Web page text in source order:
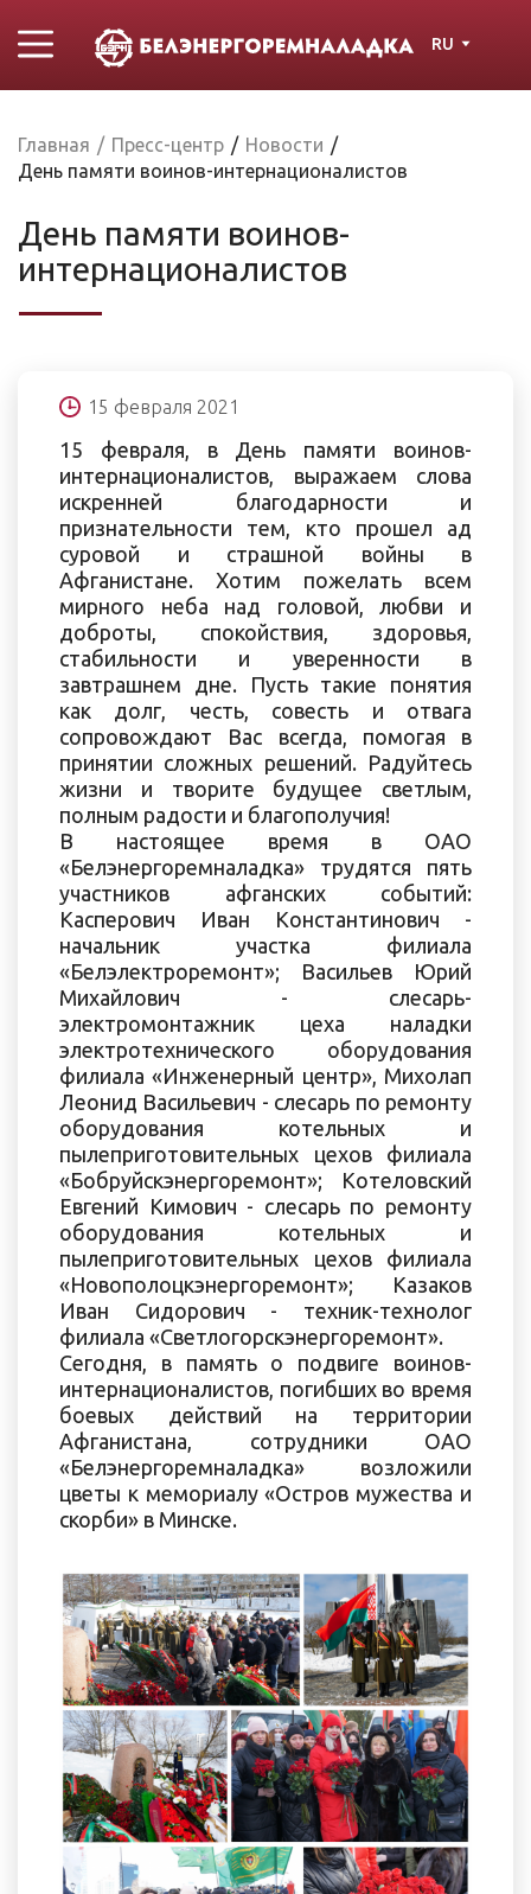
RU
Главная / Пресс-центр / Новости /
День памяти воинов-интернационалистов
День памяти воинов-
интернационалистов
15 февраля 2021
15 февраля, в День памяти воинов-
интернационалистов, выражаем слова
искренней благодарности и
признательности тем, кто прошел ад
суровой и страшной войны в
Афганистане. Хотим пожелать всем
мирного неба над головой, любви и
доброты, спокойствия, здоровья,
стабильности и уверенности в
завтрашнем дне. Пусть такие понятия
как долг, честь, совесть и отвага
сопровождают Вас всегда, помогая в
принятии сложных решений. Радуйтесь
жизни и творите будущее светлым,
полным радости и благополучия!
В настоящее время в ОАО
«Белэнергоремналадка» трудятся пять
участников афганских событий:
Касперович Иван Константинович -
начальник участка филиала
«Белэлектроремонт»; Васильев Юрий
Михайлович - слесарь-
электромонтажник цеха наладки
электротехнического оборудования
филиала «Инженерный центр», Михолап
Леонид Васильевич - слесарь по ремонту
оборудования котельных и
пылеприготовительных цехов филиала
«Бобруйскэнергоремонт»; Котеловский
Евгений Кимович - слесарь по ремонту
оборудования котельных и
пылеприготовительных цехов филиала
«Новополоцкэнергоремонт»; Казаков
Иван Сидорович - техник-технолог
филиала «Светлогорскэнергоремонт».
Сегодня, в память о подвиге воинов-
интернационалистов, погибших во время
боевых действий на территории
Афганистана, сотрудники ОАО
«Белэнергоремналадка» возложили
цветы к мемориалу «Остров мужества и
скорби» в Минске.